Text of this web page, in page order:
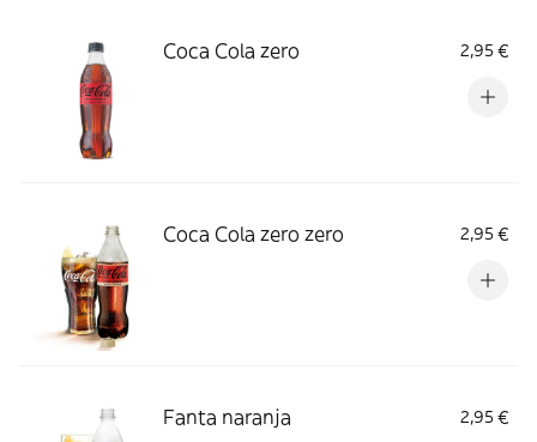
Coca Cola zero 2,95 €
Coca Cola zero zero 2,95 €
Fanta naranja 2,95 €